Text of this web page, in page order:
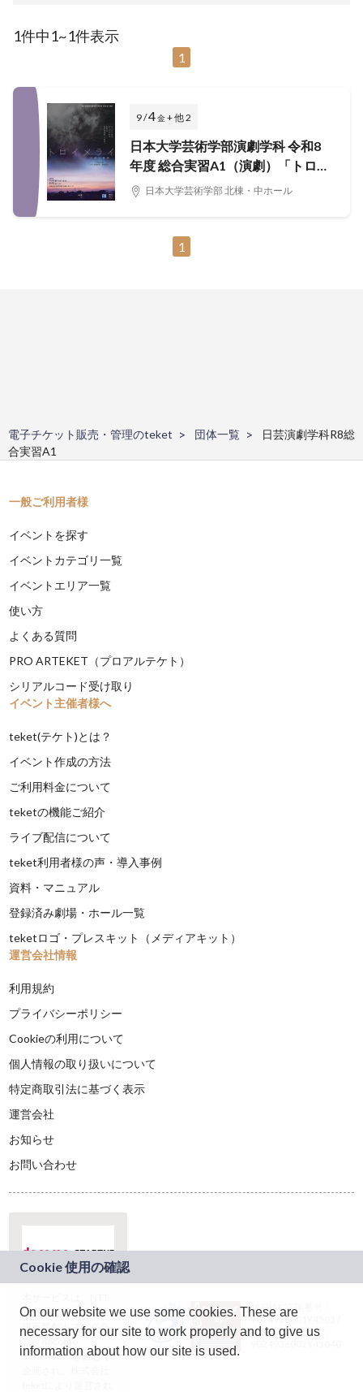
1件中1~1件表示
1
9 /4金+ 他 2
日本大学芸術学部演劇学科 令和8
年度 総合実習A1（演劇）「トロイ
メライー子供の情景ー」
日本大学芸術学部 北棟・中ホール
1
電子チケット販売・管理のteket 団体一覧
日芸演劇学科R8総
合実習A1
一般ご利用者様
イベントを探す
イベントカテゴリ一覧
イベントエリア一覧
使い方
よくある質問
PRO ARTEKET（プロアルテケト）
シリアルコード受け取り
イベント主催者様へ
teket(テケト)とは？
イベント作成の方法
ご利用料金について
teketの機能ご紹介
ライブ配信について
teket利用者様の声・導入事例
資料・マニュアル
登録済み劇場・ホール一覧
teketロゴ・プレスキット（メディアキット）
運営会社情報
利用規約
プライバシーポリシー
Cookieの利用について
個人情報の取り扱いについて
特定商取引法に基づく表示
運営会社
お知らせ
お問い合わせ
ドコモグループの新
規事業創出プログラ
ム「docomo
STARTUP」を通じて
JASRAC許諾番号：
9024936001Y45037
JASRAC許諾番号：
On our website we use some cookies. These are
necessary for our site to work properly and to give us
information about how our site is used.